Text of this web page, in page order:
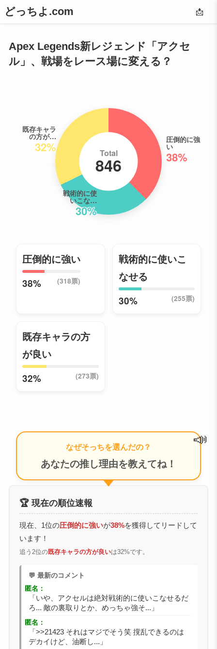
どっちよ.com 📩
Apex Legends新レジェンド「アクセ
ル」、戦場をレース場に変える？
圧倒的に強
い
38%
戦術的に使
いこな…
30%
既存キャラ
の方が…
32% Total
846
圧倒的に強い
38% (318票)
戦術的に使いこ
なせる
30% (255票)
既存キャラの方
が良い
32% (273票)
なぜそっちを選んだの？
あなたの推し理由を教えてね！
📣
🏆 現在の順位速報
現在、1位の圧倒的に強いが38%を獲得してリードして
います！
追う2位の既存キャラの方が良いは32%です。
💬 最新のコメント
匿名：
「いや、アクセルは絶対戦術的に使いこなせるだ
ろ... 敵の裏取りとか、めっちゃ強そ...」
匿名：
「>>21423 それはマジでそう笑 撹乱できるのは
デカイけど、油断し...」